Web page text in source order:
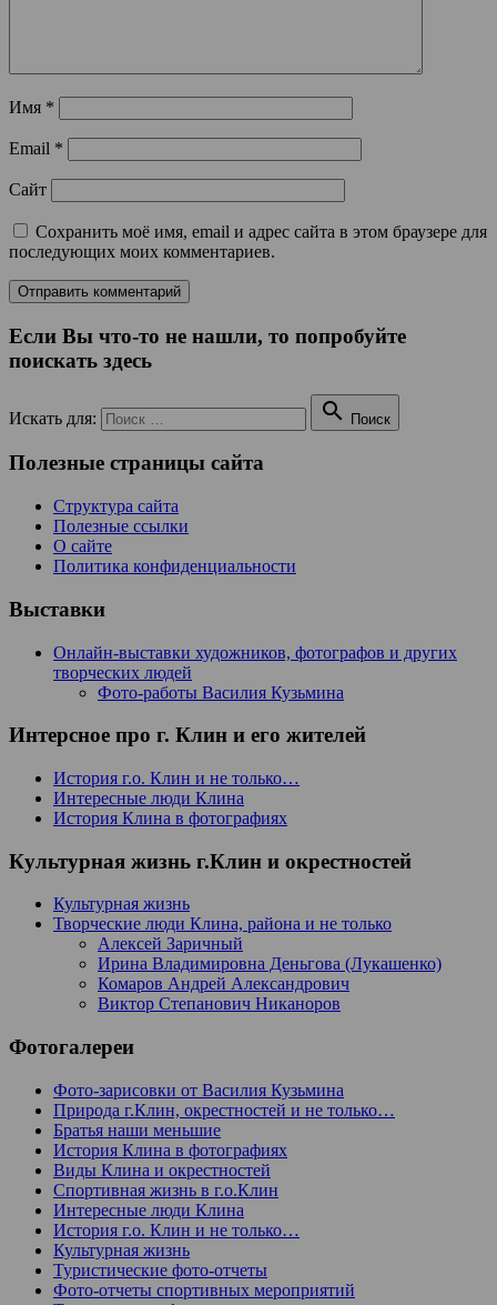
Имя *
Email *
Сайт
Сохранить моё имя, email и адрес сайта в этом браузере для
последующих моих комментариев.
Если Вы что-то не нашли, то попробуйте
поискать здесь
Искать для:  Поиск
Полезные страницы сайта
Структура сайта
Полезные ссылки
О сайте
Политика конфиденциальности
Выставки
Онлайн-выставки художников, фотографов и других
творческих людей
Фото-работы Василия Кузьмина
Интерсное про г. Клин и его жителей
История г.о. Клин и не только…
Интересные люди Клина
История Клина в фотографиях
Культурная жизнь г.Клин и окрестностей
Культурная жизнь
Творческие люди Клина, района и не только
Алексей Заричный
Ирина Владимировна Деньгова (Лукашенко)
Комаров Андрей Александрович
Виктор Степанович Никаноров
Фотогалереи
Фото-зарисовки от Василия Кузьмина
Природа г.Клин, окрестностей и не только…
Братья наши меньшие
История Клина в фотографиях
Виды Клина и окрестностей
Спортивная жизнь в г.о.Клин
Интересные люди Клина
История г.о. Клин и не только…
Культурная жизнь
Туристические фото-отчеты
Фото-отчеты спортивных мероприятий